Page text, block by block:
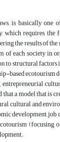
is basically one
which requires
the results of the
of each society in
to structural
based ecotourism
a model that is
cultural, and
development,
(focusing